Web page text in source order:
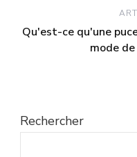
Qu'est-ce qu'une
mode
Rechercher